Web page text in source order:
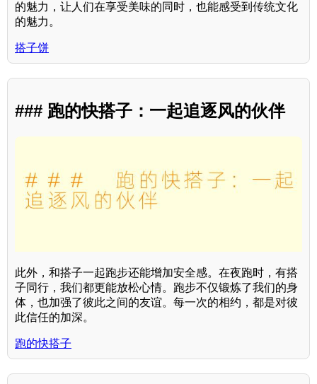
的魅力，让人们在享受美味的同时，也能感受到传统文化
的魅力。
搭子饼
### 跑的快搭子：一起追逐风的伙伴
此外，和搭子一起跑步还能增加安全感。在夜跑时，有搭
子同行，我们都更能放松心情。跑步不仅锻炼了我们的身
体，也加强了彼此之间的友谊。每一次的相约，都是对彼
此信任的加深。
跑的快搭子